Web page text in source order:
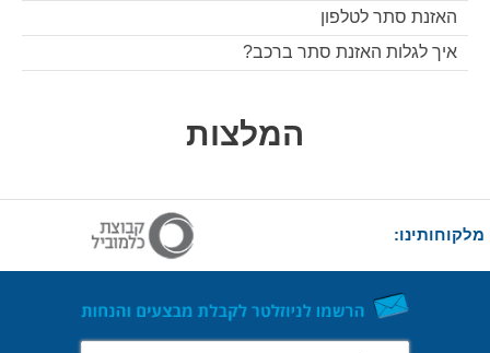
האזנת סתר לטלפון
איך לגלות האזנת סתר ברכב?
המלצות
מלקוחותינו: